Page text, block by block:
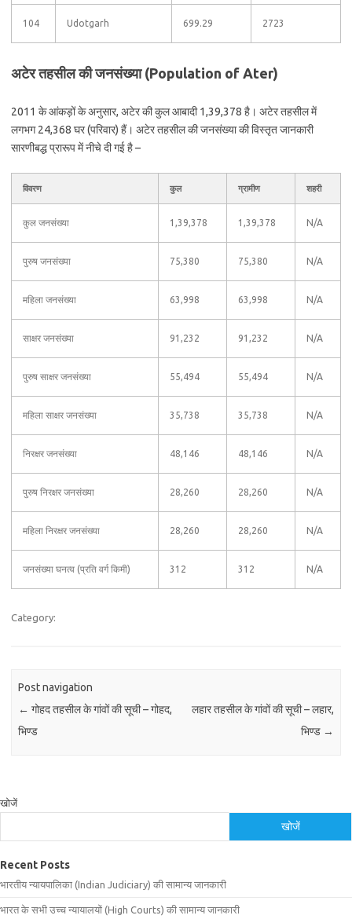
104 Udotgarh 699.29 2723
अटेर तहसील की जनसंख्या (Population of Ater)
2011 के आंकड़ों के अनुसार, अटेर की कुल आबादी 1,39,378 है। अटेर तहसील में
लगभग 24,368 घर (परिवार) हैं। अटेर तहसील की जनसंख्या की विस्तृत जानकारी
सारणीबद्ध प्रारूप में नीचे दी गई है –
विवरण कुल ग्रामीण शहरी
कुल जनसंख्या 1,39,378 1,39,378 N/A
पुरुष जनसंख्या 75,380 75,380 N/A
महिला जनसंख्या 63,998 63,998 N/A
साक्षर जनसंख्या 91,232 91,232 N/A
पुरुष साक्षर जनसंख्या 55,494 55,494 N/A
महिला साक्षर जनसंख्या 35,738 35,738 N/A
निरक्षर जनसंख्या 48,146 48,146 N/A
पुरुष निरक्षर जनसंख्या 28,260 28,260 N/A
महिला निरक्षर जनसंख्या 28,260 28,260 N/A
जनसंख्या घनत्व (प्रति वर्ग किमी) 312 312 N/A
Category:
Post navigation
← गोहद तहसील के गांवों की सूची – गोहद,
भिण्ड
लहार तहसील के गांवों की सूची – लहार,
भिण्ड →
खोजें
खोजें
Recent Posts
भारतीय न्यायपालिका (Indian Judiciary) की सामान्य जानकारी
भारत के सभी उच्च न्यायालयों (High Courts) की सामान्य जानकारी